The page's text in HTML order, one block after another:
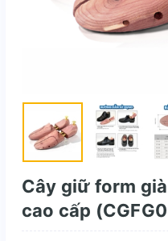
Cây giữ form
cao cấp